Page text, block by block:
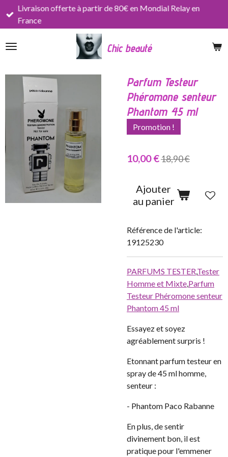
Passer
principal
Chic beauté
Livraison offerte à partir de 80€ en Mondial Relay en
France
Parfum Testeur
Phéromone senteur
Phantom 45 ml
Promotion !
10,00 €18,90 €
Ajouter
au panier
Référence de l'article:
19125230
PARFUMS TESTER,Tester
Homme et Mixte,Parfum
Testeur Phéromone senteur
Phantom 45 ml
Essayez et soyez
agréablement surpris !
Etonnant parfum testeur en
spray de 45 ml homme,
senteur :
- Phantom Paco Rabanne
En plus, de sentir
divinement bon, il est
pratique pour l'emmener